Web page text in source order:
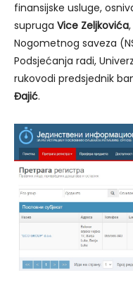
finansijske usluge,
supruga Vice Zeljkovića
Nogometnog saveza
Podsjećanja radi,
rukovodi predsjednik
Đajić.